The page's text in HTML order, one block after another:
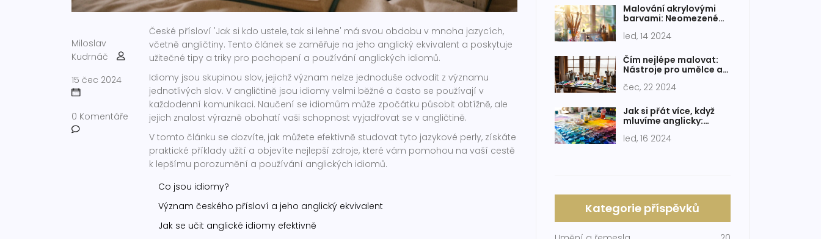
Miloslav
Kudrnáč
15 čec 2024
0 Komentáře
České přísloví 'Jak si kdo ustele, tak si lehne' má svou obdobu v mnoha jazycích,
včetně angličtiny. Tento článek se zaměřuje na jeho anglický ekvivalent a poskytuje
užitečné tipy a triky pro pochopení a používání anglických idiomů.
Idiomy jsou skupinou slov, jejichž význam nelze jednoduše odvodit z významu
jednotlivých slov. V angličtině jsou idiomy velmi běžné a často se používají v
každodenní komunikaci. Naučení se idiomům může zpočátku působit obtížně, ale
jejich znalost výrazně obohatí vaši schopnost vyjadřovat se v angličtině.
V tomto článku se dozvíte, jak můžete efektivně studovat tyto jazykové perly, získáte
praktické příklady užití a objevíte nejlepší zdroje, které vám pomohou na vaší cestě
k lepšímu porozumění a používání anglických idiomů.
Co jsou idiomy?
Význam českého přísloví a jeho anglický ekvivalent
Jak se učit anglické idiomy efektivně
Malování akrylovými
barvami: Neomezené
vyjádření
led, 14 2024
Čím nejlépe malovat:
Nástroje pro umělce a
čec, 22 2024
Jak si přát více, když
mluvíme anglicky:
dovednosti
led, 16 2024
Kategorie příspěvků